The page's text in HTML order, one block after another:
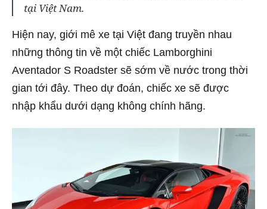
tại Việt Nam.
Hiện nay, giới mê xe tại Việt đang truyền nhau
những thông tin về một chiếc Lamborghini
Aventador S Roadster sẽ sớm về nước trong thời
gian tới đây. Theo dự đoán, chiếc xe sẽ được
nhập khẩu dưới dạng không chính hãng.